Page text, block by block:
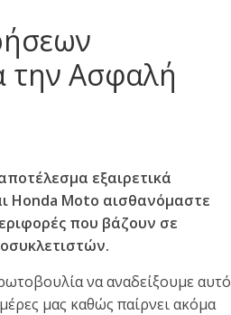
την Ασφαλή
εξαιρετικά
Honda Moto αισθανόμαστε
που βάζουν σε
να αναδείξουμε αυτό
μας καθώς παίρνει ακόμα